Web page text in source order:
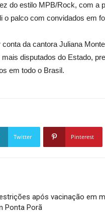
do estilo MPB/Rock, com a
o palco com convidados em
da cantora Juliana
disputados do Estado,
em todo o Brasil.
Twitter Pinterest
após vacinação em
Ponta Porã